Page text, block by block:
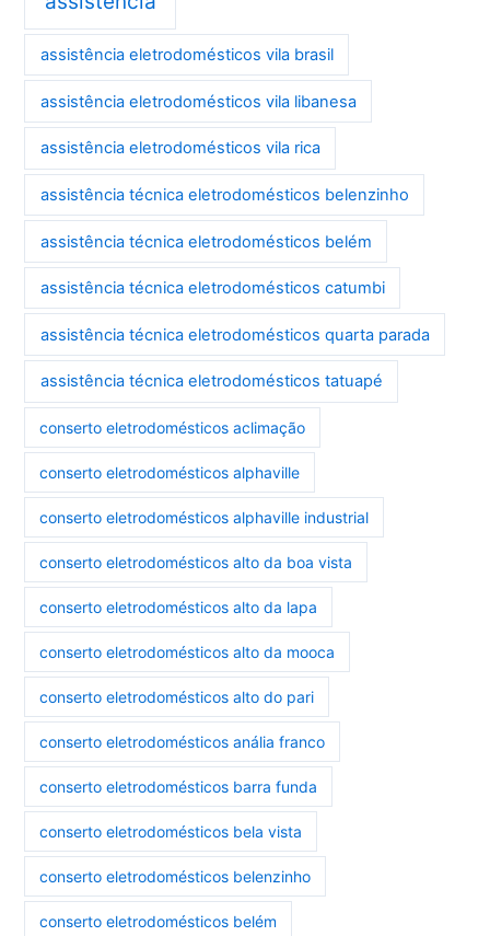
assistência eletrodomésticos vila brasil
assistência eletrodomésticos vila libanesa
assistência eletrodomésticos vila rica
assistência técnica eletrodomésticos belenzinho
assistência técnica eletrodomésticos belém
assistência técnica eletrodomésticos catumbi
assistência técnica eletrodomésticos quarta parada
assistência técnica eletrodomésticos tatuapé
conserto eletrodomésticos aclimação
conserto eletrodomésticos alphaville
conserto eletrodomésticos alphaville industrial
conserto eletrodomésticos alto da boa vista
conserto eletrodomésticos alto da lapa
conserto eletrodomésticos alto da mooca
conserto eletrodomésticos alto do pari
conserto eletrodomésticos anália franco
conserto eletrodomésticos barra funda
conserto eletrodomésticos bela vista
conserto eletrodomésticos belenzinho
conserto eletrodomésticos belém